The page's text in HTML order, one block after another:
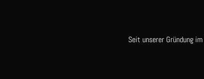
Seit unserer Gründung